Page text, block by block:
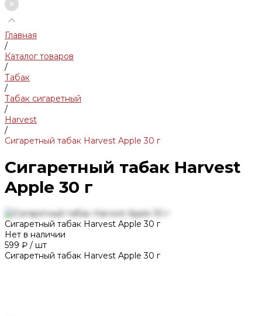
Главная
/
Каталог товаров
/
Табак
/
Табак сигаретный
/
Harvest
/
Сигаретный табак Harvest Apple 30 г
Сигаретный табак Harvest
Apple 30 г
Сигаретный табак Harvest Apple 30 г
Нет в наличии
599 ₽ / шт
Сигаретный табак Harvest Apple 30 г